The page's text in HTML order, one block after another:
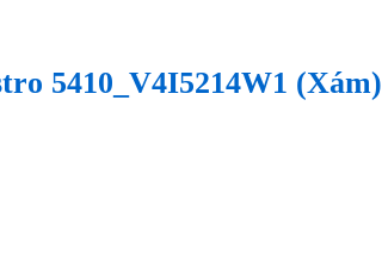
5410_V4I5214W1 (Xám)